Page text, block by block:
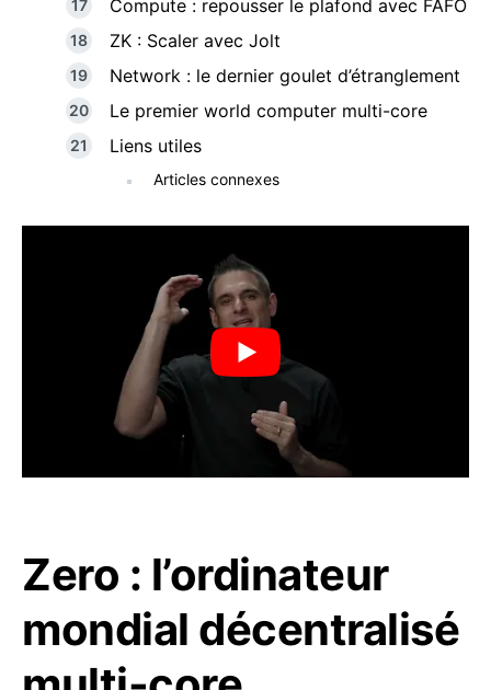
Compute : repousser le plafond avec FAFO
ZK : Scaler avec Jolt
Network : le dernier goulet d’étranglement
Le premier world computer multi-core
Liens utiles
Articles connexes
Zero : l’ordinateur
mondial décentralisé